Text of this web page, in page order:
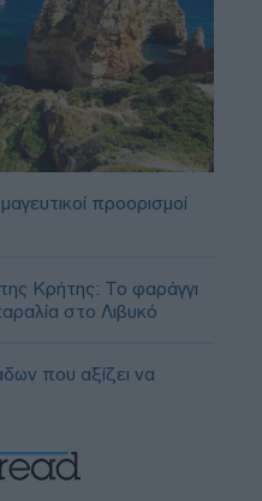
προορισμοί
Κρήτης: Το φαράγγι
στο Λιβυκό
που αξίζει να